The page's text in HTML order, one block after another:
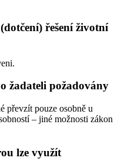
řešení životní
žadateli požadovány
převzít pouze osobně u
– jiné možnosti zákon
lze využít